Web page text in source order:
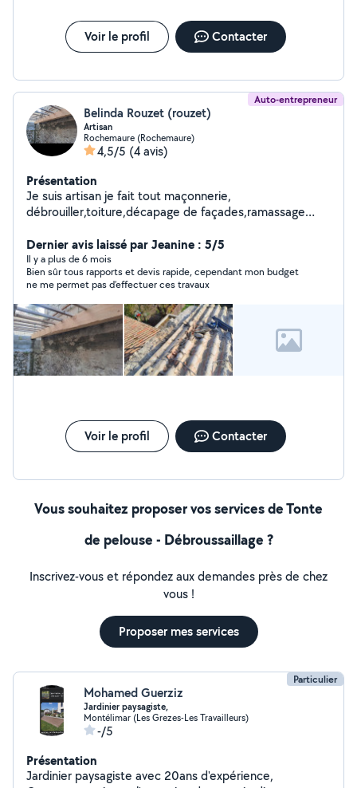
Voir le profil Contacter
Auto-entrepreneur
Belinda Rouzet (rouzet)
Artisan
Rochemaure (Rochemaure)
4,5/5 (4 avis)
Présentation
Je suis artisan je fait tout maçonnerie,
débrouiller,toiture,décapage de façades,ramassage
Dernier avis laissé par Jeanine : 5/5
Il y a plus de 6 mois
Bien sûr tous rapports et devis rapide, cependant mon budget
ne me permet pas d’effectuer ces travaux
Voir le profil Contacter
Vous souhaitez proposer vos services de Tonte
de pelouse - Débroussaillage ?
Inscrivez-vous et répondez aux demandes près de chez
vous !
Proposer mes services
Particulier
Mohamed Guerziz
Jardinier paysagiste,
Montélimar (Les Grezes-Les Travailleurs)
-/5
Présentation
Jardinier paysagiste avec 20ans d'expérience,